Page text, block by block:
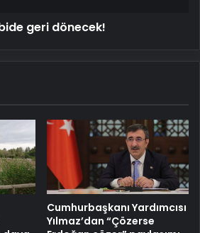
geri dönecek!
Cumhurbaşkanı Yardımcısı
Yılmaz’dan “Çözerse